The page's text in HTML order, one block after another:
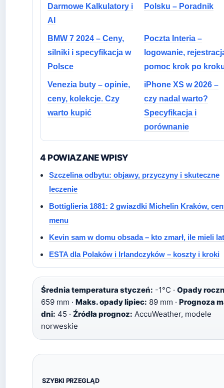
Darmowe Kalkulatory i
AI
Polsku – Poradnik
BMW 7 2024 – Ceny,
silniki i specyfikacja w
Polsce
Poczta Interia –
logowanie,
pomoc krok po
Venezia buty – opinie,
ceny, kolekcje. Czy
warto kupić
iPhone XS w 2026 –
czy nadal warto?
Specyfikacja i
porównanie
4 POWIAZANE WPISY
Szczelina odbytu: objawy, przyczyny i skuteczne
leczenie
Bottiglieria 1881: 2 gwiazdki Michelin Kraków,
menu
Kevin sam w domu obsada – kto zmarł, ile mieli lat
ESTA dla Polaków i Irlandczyków – koszty i kroki
Średnia temperatura styczeń: -1°C · Opady
659 mm · Maks. opady lipiec: 89 mm · Prognoza
dni: 45 · Źródła prognoz: AccuWeather, modele
norweskie
SZYBKI PRZEGLĄD